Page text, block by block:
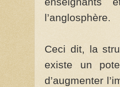
l’anglosphère.
Ceci dit, la
existe un
d’augmenter